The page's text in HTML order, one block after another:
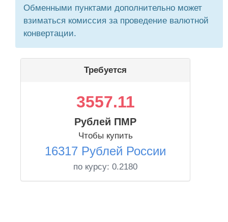
Обменными пунктами дополнительно может
взиматься комиссия за проведение валютной
конвертации.
Требуется
3557.11
Рублей ПМР
Чтобы купить
16317 Рублей России
по курсу: 0.2180